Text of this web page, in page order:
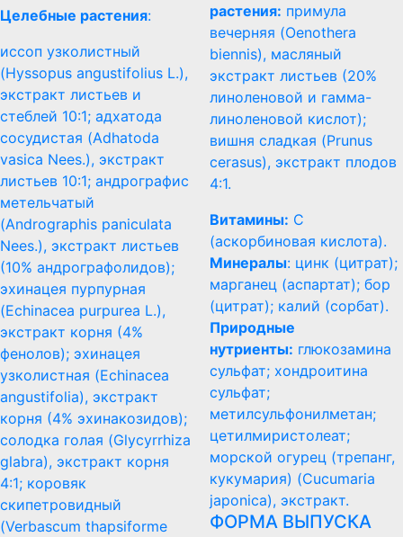
Целебные растения:
иссоп узколистный
(Hyssopus angustifolius L.),
экстракт листьев и
стеблей 10:1; адхатода
сосудистая (Adhatoda
vasica Nees.), экстракт
листьев 10:1; андрографис
метельчатый
(Andrographis paniculata
Nees.), экстракт листьев
(10% андрографолидов);
эхинацея пурпурная
(Echinacea purpurea L.),
экстракт корня (4%
фенолов); эхинацея
узколистная (Echinacea
angustifolia), экстракт
корня (4% эхинакозидов);
солодка голая (Glycyrrhiza
glabra), экстракт корня
4:1; коровяк
скипетровидный
(Verbascum thapsiforme
растения: примула
вечерняя (Oenothera
biennis), масляный
экстракт листьев (20%
линоленовой и гамма-
линоленовой кислот);
вишня сладкая (Prunus
cerasus), экстракт плодов
4:1.
Витамины: С
(аскорбиновая кислота).
Минералы: цинк (цитрат);
марганец (аспартат); бор
(цитрат); калий (сорбат).
Природные
нутриенты: глюкозамина
сульфат; хондроитина
сульфат;
метилсульфонилметан;
цетилмиристолеат;
морской огурец (трепанг,
кукумария) (Cucumaria
japonica), экстракт.
ФОРМА ВЫПУСКА